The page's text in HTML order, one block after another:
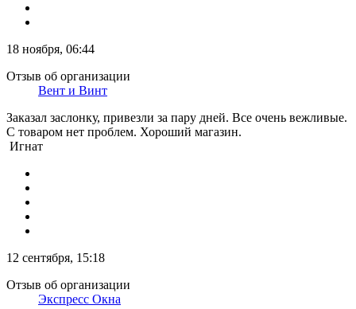
18 ноября, 06:44
Отзыв об организации
Вент и Винт
Заказал заслонку, привезли за пару дней. Все очень вежливые.
С товаром нет проблем. Хороший магазин.
Игнат
12 сентября, 15:18
Отзыв об организации
Экспресс Окна